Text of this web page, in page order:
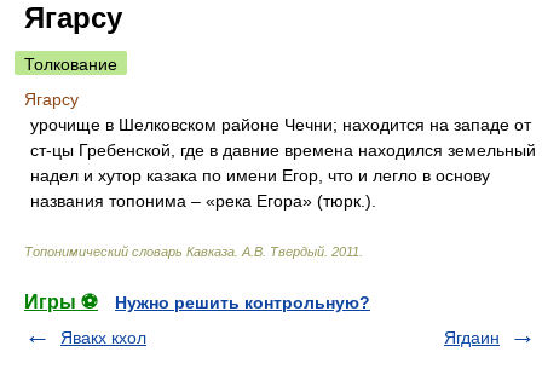
Ягарсу
Толкование
Ягарсу
урочище в Шелковском районе Чечни; находится на западе от
ст-цы Гребенской, где в давние времена находился земельный
надел и хутор казака по имени Егор, что и легло в основу
названия топонима – «река Егора» (тюрк.).
Топонимический словарь Кавказа А.В. Твердый 2011
Игры ⚽
Нужно решить контрольную?
Явакх кхол
Ягдаин